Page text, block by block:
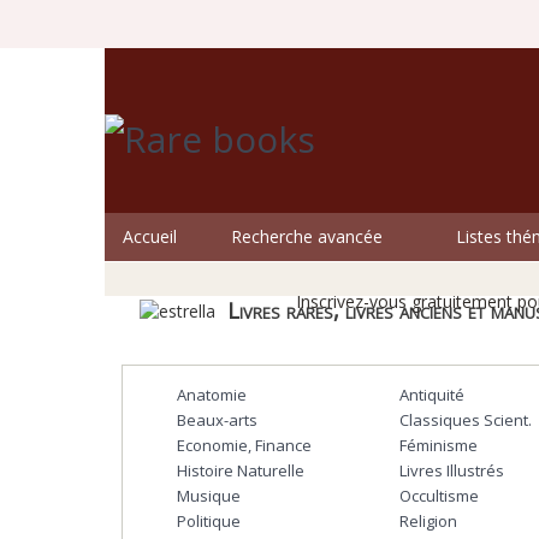
Accueil Recherche avancée Listes
Les
Inscrivez-vous gratuitement
Livres rares, livres anciens et
Anatomie Antiquité
Beaux-arts
Classiques Scient.
Economie, Finance
Féminisme
Histoire Naturelle
Livres Illustrés
Musique
Occultisme
Politique
Religion